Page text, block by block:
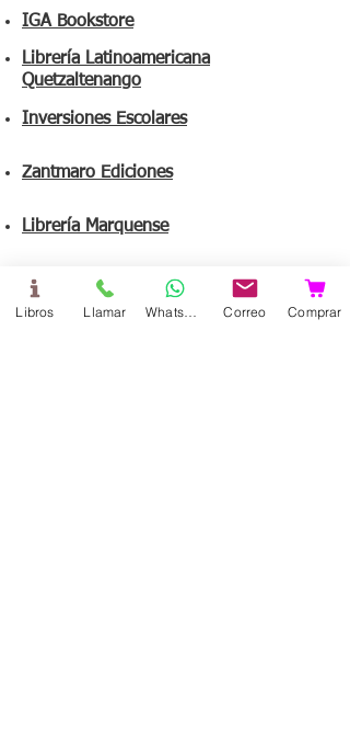
IGA Bookstore
Librería Latinoamericana
Quetzaltenango
Inversiones Escolares
Zantmaro Ediciones
Librería Marquense
Textos Escolares
Libros Llamar Correo Comprar